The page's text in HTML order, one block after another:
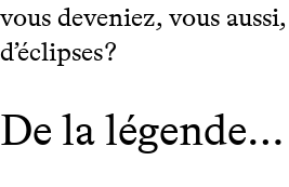
vous deveniez, vous
d’éclipses ?
De la légende…